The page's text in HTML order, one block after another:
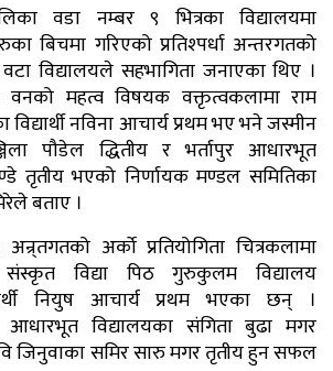
वडा नम्बर ९ भित्रका विद्यालयमा
बिचमा गरिएको प्रतिश्पर्धा अन्तरगतको
विद्यालयले सहभागिता जनाएका थिए ।
वनको महत्व विषयक वक्तृत्वकलामा राम
नविना आचार्य प्रथम भए भने जस्मीन
पौडेल द्धितीय र भर्तापुर आधारभूत
तृतीय भएको निर्णायक मण्डल समितिका
बताए ।
अर्काे प्रतियोगिता चित्रकलामा
विद्या पिठ गुरुकुलम विद्यालय
नियुष आचार्य प्रथम भएका छन् ।
आधारभूत विद्यालयका संगिता बुढा मगर
जिनुवाका समिर सारु मगर तृतीय हुन सफल